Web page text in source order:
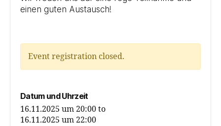
einen guten Austausch!
Event registration closed.
Datum und Uhrzeit
16.11.2025 um 20:00 to
16.11.2025 um 22:00